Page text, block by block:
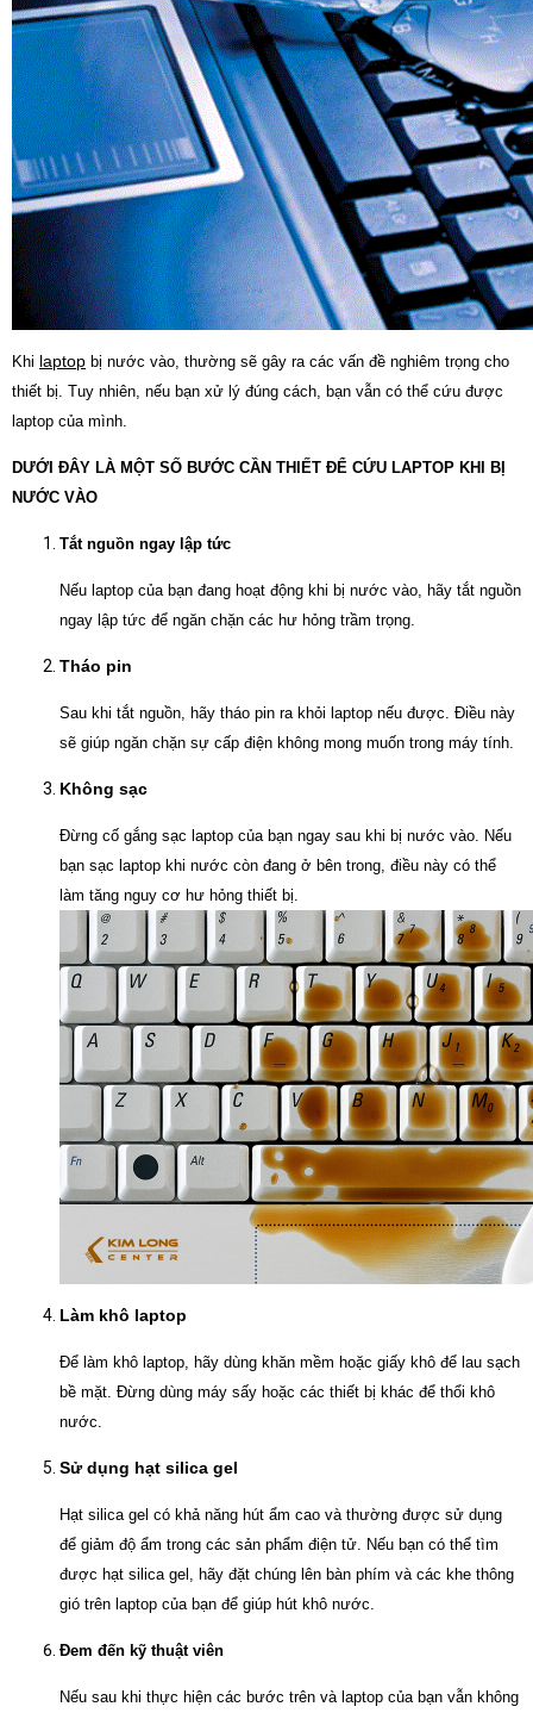
Khi laptop bị nước vào, thường sẽ gây ra các vấn đề nghiêm trọng cho
thiết bị. Tuy nhiên, nếu bạn xử lý đúng cách, bạn vẫn có thể cứu được
laptop của mình.
DƯỚI ĐÂY LÀ MỘT SỐ BƯỚC CẦN THIẾT ĐỂ CỨU LAPTOP KHI BỊ
NƯỚC VÀO
Tắt nguồn ngay lập tức
Nếu laptop của bạn đang hoạt động khi bị nước vào, hãy tắt nguồn
ngay lập tức để ngăn chặn các hư hỏng trầm trọng.
Tháo pin
Sau khi tắt nguồn, hãy tháo pin ra khỏi laptop nếu được. Điều này
sẽ giúp ngăn chặn sự cấp điện không mong muốn trong máy tính.
Không sạc
Đừng cố gắng sạc laptop của bạn ngay sau khi bị nước vào. Nếu
bạn sạc laptop khi nước còn đang ở bên trong, điều này có thể
làm tăng nguy cơ hư hỏng thiết bị.
Làm khô laptop
Để làm khô laptop, hãy dùng khăn mềm hoặc giấy khô để lau sạch
bề mặt. Đừng dùng máy sấy hoặc các thiết bị khác để thổi khô
nước.
Sử dụng hạt silica gel
Hạt silica gel có khả năng hút ẩm cao và thường được sử dụng
để giảm độ ẩm trong các sản phẩm điện tử. Nếu bạn có thể tìm
được hạt silica gel, hãy đặt chúng lên bàn phím và các khe thông
gió trên laptop của bạn để giúp hút khô nước.
Đem đến kỹ thuật viên
Nếu sau khi thực hiện các bước trên và laptop của bạn vẫn không